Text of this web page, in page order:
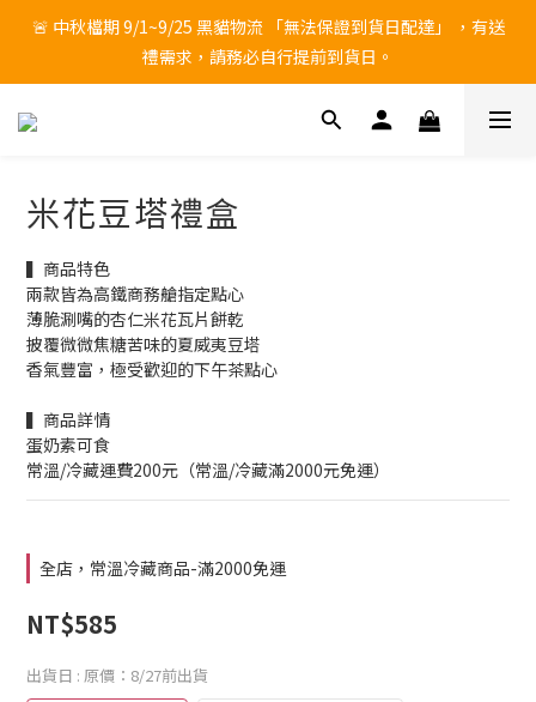
🚨 中秋檔期 9/1~9/25 黑貓物流 「無法保證到貨日配達」 ，有送
禮需求，請務必自行提前到貨日。
🚨 中秋檔期 9/1~9/25 黑貓物流 「無法保證到貨日配達」 ，有送
禮需求，請務必自行提前到貨日。
常 溫 及 冷 藏 商 品 合 併 滿 2 0 0 0 元 免 運 ， 冷 凍 商 品 滿 2 0 0 0
⚠ 防詐騙提醒！勿透過臉書一頁式網站購物，不要點選來路不明
的網頁連結，以免誤入不良廠商的誘騙購物陷阱。
🚨 中秋檔期 9/1~9/25 黑貓物流 「無法保證到貨日配達」 ，有送
禮需求，請務必自行提前到貨日。
米花豆塔禮盒
▍商品特色
兩款皆為高鐵商務艙指定點心
薄脆涮嘴的杏仁米花瓦片餅乾
披覆微微焦糖苦味的夏威夷豆塔
香氣豐富，極受歡迎的下午茶點心
▍商品詳情
蛋奶素可食
常溫/冷藏運費200元（常溫/冷藏滿2000元免運）
全店，常溫冷藏商品-滿2000免運
NT$585
出貨日 : 原價：8/27前出貨